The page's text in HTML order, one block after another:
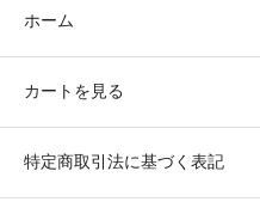
ホーム
カートを見る
特定商取引法に基づく表記